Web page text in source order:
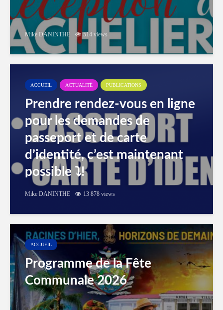
Mike DANINTHE 514 views
ACCUEIL ACTUALITÉ PUBLICATIONS
Prendre rendez-vous en ligne
pour les demandes de
passeport et de carte
d’identité, c’est maintenant
possible ⤵️!
Mike DANINTHE 13 878 views
ACCUEIL
Programme de la Fête
Communale 2026